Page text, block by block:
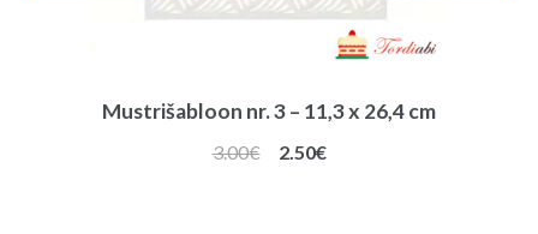
Mustrišabloon nr. 3 – 11,3 x 26,4 cm
3.00€
Algne
2.50€Praegune